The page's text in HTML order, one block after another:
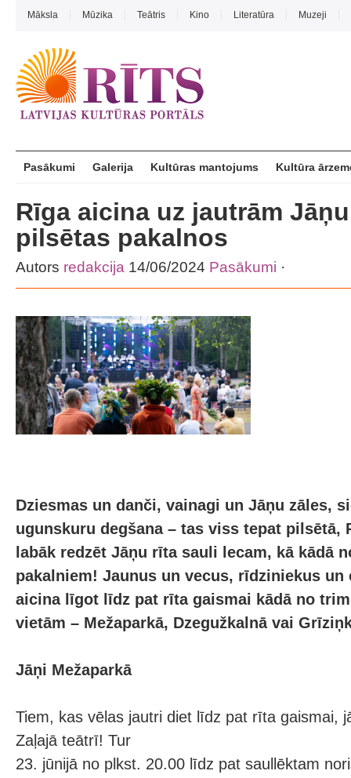
Māksla Mūzika Teātris Kino Literatūra Muzeji
Pasākumi Galerija Kultūras mantojums Kultūra
Rīga aicina uz jautrām
pilsētas pakalnos
Autors redakcija 14/06/2024 Pasākumi ·
Dziesmas un danči, vainagi un Jāņu zāles,
ugunskuru degšana – tas viss tepat pilsētā,
labāk redzēt Jāņu rīta sauli lecam, kā kādā
pakalniem! Jaunus un vecus, rīdziniekus un
aicina līgot līdz pat rīta gaismai kādā no
vietām – Mežaparkā, Dzegužkalnā vai
Jāņi Mežaparkā
Tiem, kas vēlas jautri diet līdz pat rīta gaismai,
Zaļajā teātrī! Tur
23. jūnijā no plkst. 20.00 līdz pat saullēktam